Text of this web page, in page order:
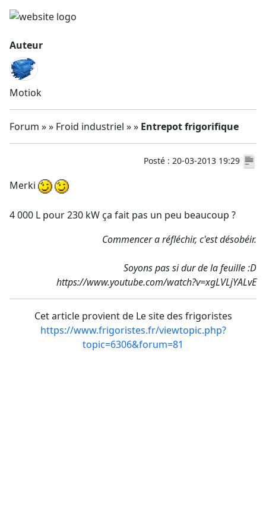
Auteur
Motiok
Forum » » Froid industriel » » Entrepot frigorifique
Posté : 20-03-2013 19:29
Merki
4 000 L pour 230 kW ça fait pas un peu beaucoup ?
Commencer a réfléchir, c'est désobéir.
Soyons pas si dur de la feuille :D
https://www.youtube.com/watch?v=xgLVLjYALvE
Cet article provient de Le site des frigoristes
https://www.frigoristes.fr/viewtopic.php?
topic=6306&forum=81